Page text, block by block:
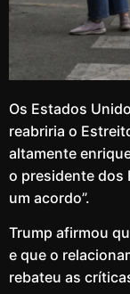
Os Estados
reabriria o
altamente
o presidente dos
um acordo”.
Trump afirmou
e que o
rebateu as